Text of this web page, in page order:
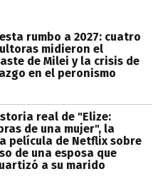
rumbo a 2027: cuatro
midieron el
de Milei y la crisis de
en el peronismo
real de "Elize:
de una mujer", la
película de Netflix sobre
de una esposa que
a su marido